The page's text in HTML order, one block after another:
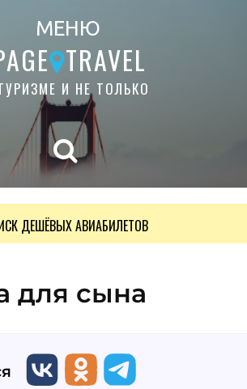
МЕНЮ
TRAVEL
И НЕ ТОЛЬКО
ДЕШЁВЫХ АВИАБИЛЕТОВ
для сына